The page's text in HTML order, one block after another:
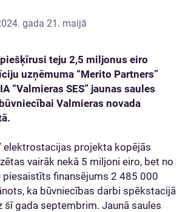
gada 21. maijā
teju 2,5 miljonus eiro
uzņēmuma “Merito Partners”
“Valmieras SES” jaunas saules
Valmieras novada
elektrostacijas projekta kopējās
vairāk nekā 5 miljoni eiro, bet no
piesaistīts finansējums 2 485 000
ka būvniecības darbi spēkstacijā
gada septembrim. Jaunā saules